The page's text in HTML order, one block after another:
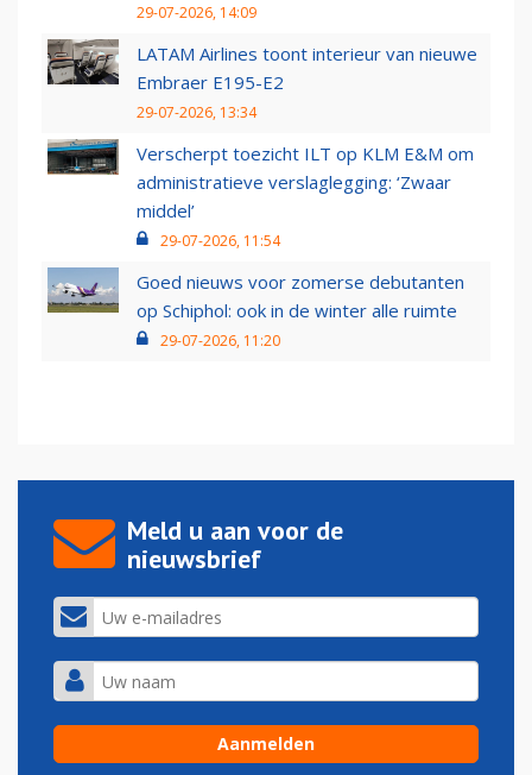
29-07-2026, 14:09
LATAM Airlines toont interieur van nieuwe
Embraer E195-E2
29-07-2026, 13:34
Verscherpt toezicht ILT op KLM E&M om
administratieve verslaglegging: ‘Zwaar
middel’
29-07-2026, 11:54
Goed nieuws voor zomerse debutanten
op Schiphol: ook in de winter alle ruimte
29-07-2026, 11:20
Meld u aan voor de
nieuwsbrief